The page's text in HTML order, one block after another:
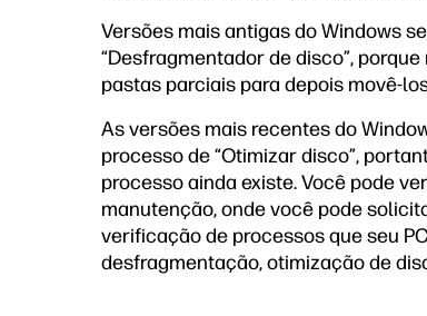
Versões mais antigas do Windows
“Desfragmentador de disco”,
pastas parciais para depois movê-
As versões mais recentes do
processo de “Otimizar disco”,
processo ainda existe. Você pode
manutenção, onde você pode
verificação de processos que seu
desfragmentação, otimização de